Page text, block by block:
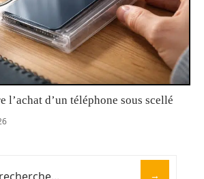
l’achat d’un téléphone sous scellé